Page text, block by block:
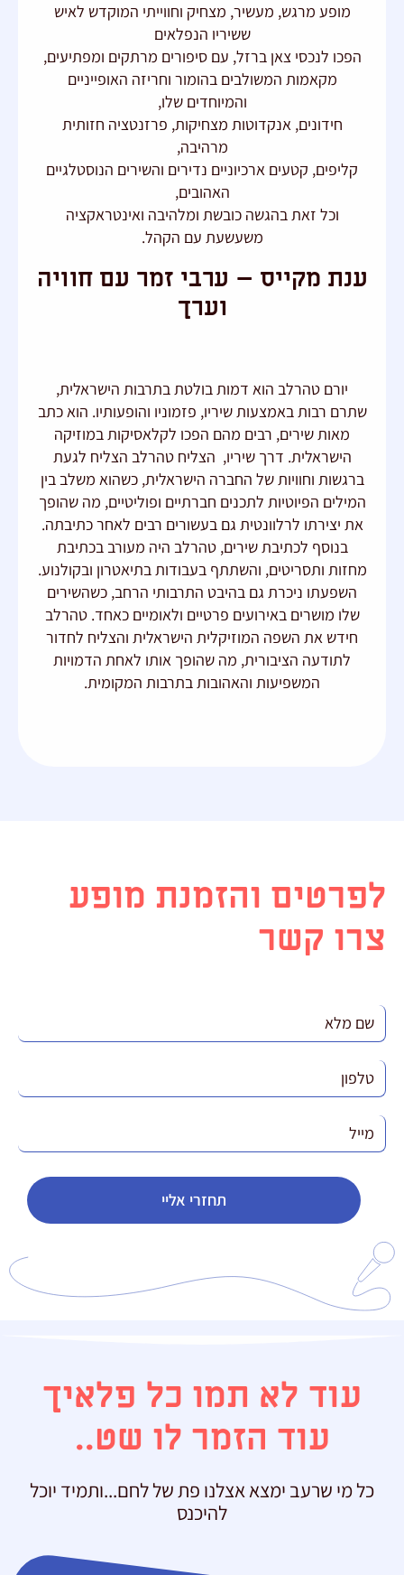
מופע מרגש, מעשיר, מצחיק וחווייתי המוקדש לאיש
ששיריו הנפלאים
הפכו לנכסי צאן ברזל, עם סיפורים מרתקים ומפתיעים,
מקאמות המשולבים בהומור וחריזה האופייניים
והמיוחדים שלו,
חידונים, אנקדוטות מצחיקות, פרזנטציה חזותית
מרהיבה,
קליפים, קטעים ארכיוניים נדירים והשירים הנוסטלגיים
האהובים,
וכל זאת בהגשה כובשת ומלהיבה ואינטראקציה
משעשעת עם הקהל.
ענת מקייס – ערבי זמר עם חוויה
וערך
יורם טהרלב הוא דמות בולטת בתרבות הישראלית,
שתרם רבות באמצעות שיריו, פזמוניו והופעותיו. הוא כתב
מאות שירים, רבים מהם הפכו לקלאסיקות במוזיקה
הישראלית. דרך שיריו, הצליח טהרלב הצליח לגעת
ברגשות וחוויות של החברה הישראלית, כשהוא משלב בין
המילים הפיוטיות לתכנים חברתיים ופוליטיים, מה שהופך
את יצירתו לרלוונטית גם בעשורים רבים לאחר כתיבתה.
בנוסף לכתיבת שירים, טהרלב היה מעורב בכתיבת
מחזות ותסריטים, והשתתף בעבודות בתיאטרון ובקולנוע.
השפעתו ניכרת גם בהיבט התרבותי הרחב, כשהשירים
שלו מושרים באירועים פרטיים ולאומיים כאחד. טהרלב
חידש את השפה המוזיקלית הישראלית והצליח לחדור
לתודעה הציבורית, מה שהופך אותו לאחת הדמויות
המשפיעות והאהובות בתרבות המקומית.
לפרטים והזמנת מופע
צרו קשר
תחזרי אליי
עוד לא תמו כל פלאיך
עוד הזמר לו שט..
כל מי שרעב ימצא אצלנו פת של לחם...ותמיד יוכל
להיכנס